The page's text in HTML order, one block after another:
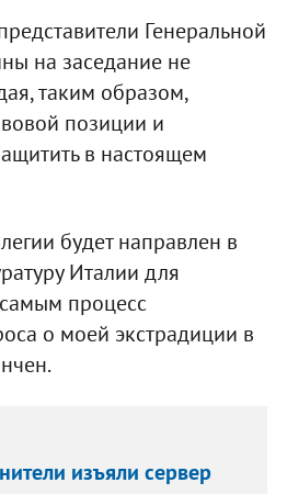
Генеральной
на заседание не
таким образом,
позиции и
в настоящем
будет направлен в
Италии для
процесс
о моей экстрадиции в
изъяли сервер